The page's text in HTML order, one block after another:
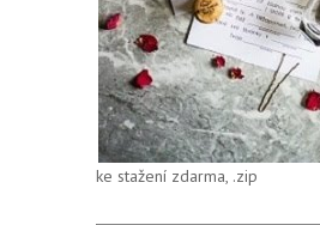
ke stažení zdarma, .zip